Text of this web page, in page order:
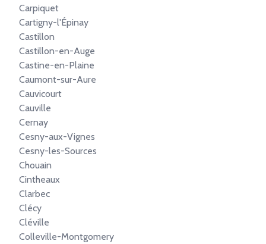
Carpiquet
Cartigny-l'Épinay
Castillon
Castillon-en-Auge
Castine-en-Plaine
Caumont-sur-Aure
Cauvicourt
Cauville
Cernay
Cesny-aux-Vignes
Cesny-les-Sources
Chouain
Cintheaux
Clarbec
Clécy
Cléville
Colleville-Montgomery